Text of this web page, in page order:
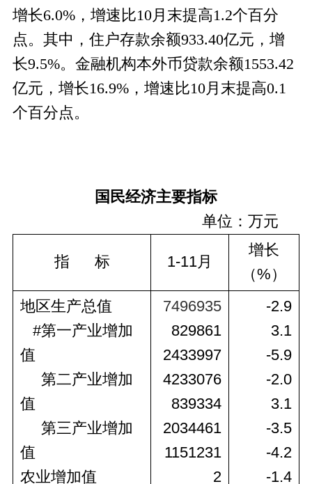
增长6.0%，增速比10月末提高1.2个百分
点。其中，住户存款余额933.40亿元，增
长9.5%。金融机构本外币贷款余额1553.42
亿元，增长16.9%，增速比10月末提高0.1
个百分点。
国民经济主要指标
单位：万元
指      标 1-11月
增长
（%）
地区生产总值
#第一产业增加
值
值
值
农业增加值
7496935
829861
2433997
4233076
839334
2034461
1151231
2
-2.9
3.1
-5.9
-2.0
3.1
-3.5
-4.2
-1.4